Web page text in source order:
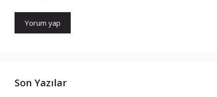
Son Yazılar